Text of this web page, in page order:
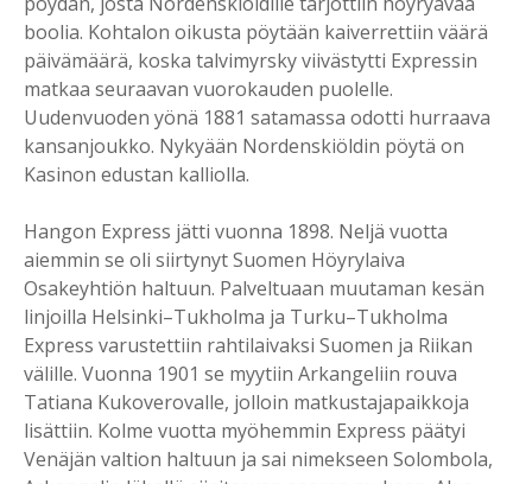
boolia. Kohtalon oikusta pöytään kaiverrettiin väärä
päivämäärä, koska talvimyrsky viivästytti Expressin
matkaa seuraavan vuorokauden puolelle.
Uudenvuoden yönä 1881 satamassa odotti hurraava
kansanjoukko. Nykyään Nordenskiöldin pöytä on
Kasinon edustan kalliolla.
Hangon Express jätti vuonna 1898. Neljä vuotta
aiemmin se oli siirtynyt Suomen Höyrylaiva
Osakeyhtiön haltuun. Palveltuaan muutaman kesän
linjoilla Helsinki–Tukholma ja Turku–Tukholma
Express varustettiin rahtilaivaksi Suomen ja Riikan
välille. Vuonna 1901 se myytiin Arkangeliin rouva
Tatiana Kukoverovalle, jolloin matkustajapaikkoja
lisättiin. Kolme vuotta myöhemmin Express päätyi
Venäjän valtion haltuun ja sai nimekseen Solombola,